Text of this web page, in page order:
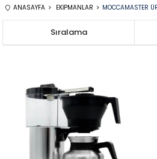
ANASAYFA EKIPMANLAR MOCCAMASTER
Sıralama